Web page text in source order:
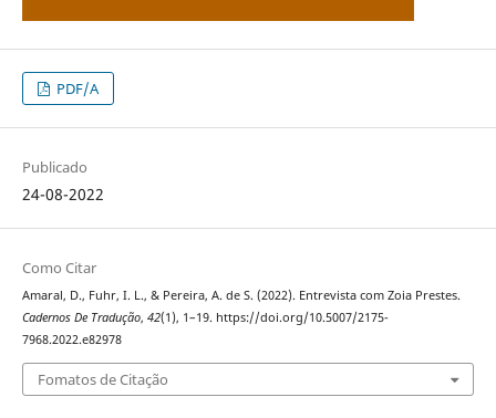
PDF/A
Publicado
24-08-2022
Como Citar
Amaral, D., Fuhr, I. L., & Pereira, A. de S. (2022). Entrevista com Zoia Prestes.
Cadernos De Tradução, 42(1), 1–19. https://doi.org/10.5007/2175-
7968.2022.e82978
Fomatos de Citação